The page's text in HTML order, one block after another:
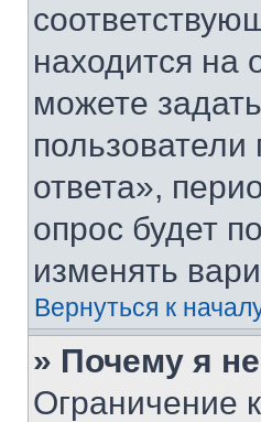
находится на
можете
ответа»,
опрос будет
изменять
Вернуться к
» Почему я
Ограничение